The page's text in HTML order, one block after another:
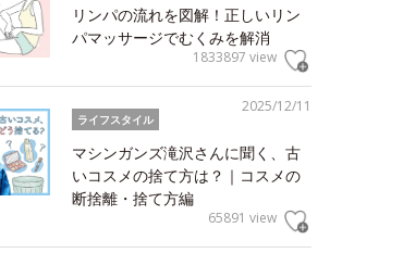
リンパの流れを図解！正しいリン
パマッサージでむくみを解消
1833897 view
2025/12/11
ライフスタイル
マシンガンズ滝沢さんに聞く、古
いコスメの捨て方は？｜コスメの
断捨離・捨て方編
65891 view